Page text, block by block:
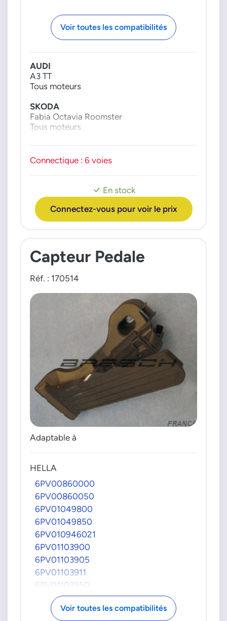
6PV00849601
6PV00849631
6PV008496701
VAG GROUPE
1J1721503J
6N1721503E
6N1721503G
6Q1721503A
6Q1721503E
6Q1721503F
6QE721503D
Voir toutes les compatibilités
En stock
Connectez-vous pour voir le prix
AUDI
A3 TT
Tous moteurs
SKODA
Fabia Octavia Roomster
Tous moteurs
Bora Fox Golf 4 Lupo New Beetle Polo
Tous moteurs
Connectique : 6 voies
Capteur Pedale
Réf. : 170514
Adaptable à
HELLA
6PV00860000
6PV00860050
6PV01049800
6PV01049850
6PV010946021
6PV01103900
6PV01103905
6PV01103911
6PV01103950
6PV01103955
6PV011039701
Voir toutes les compatibilités